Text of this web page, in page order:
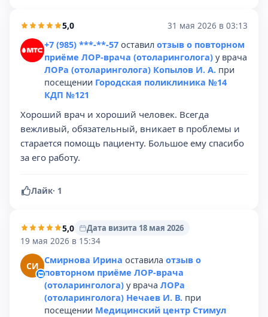
5,0 31 мая 2026 в 03:13
+7 (985) ***-**-57 оставил отзыв о повторном
приёме ЛОР-врача (отоларинголога) у врача
ЛОРа (отоларинголога) Копылов И. А. при
посещении Городская поликлиника №14
КДП №121
Хороший врач и хороший человек. Всегда
вежливый, обязательный, вникает в проблемы и
старается помощь пациенту. Большое ему спасибо
за его работу.
Лайк· 1
5,0
Дата визита 18 мая 2026
19 мая 2026 в 15:34
СИ Смирнова Ирина оставила отзыв о
повторном приёме ЛОР-врача
(отоларинголога) у врача ЛОРа
(отоларинголога) Нечаев И. В. при
посещении Медицинский центр Стимул